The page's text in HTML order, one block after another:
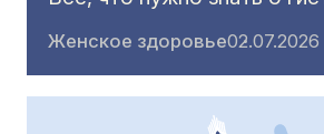
Женское здоровье02.07.2026